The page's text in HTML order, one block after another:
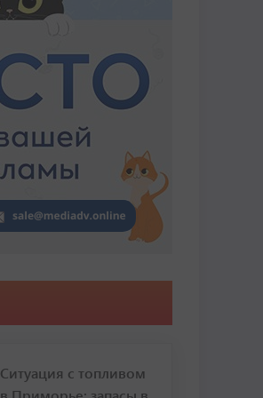
Ситуация с топливом